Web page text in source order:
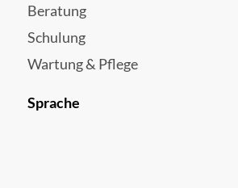
Beratung
Schulung
Wartung & Pflege
Sprache